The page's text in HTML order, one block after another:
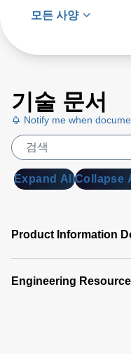
모든 사양
기술 문서
Notify me when
Expand AllCollapse
Product Information
Engineering